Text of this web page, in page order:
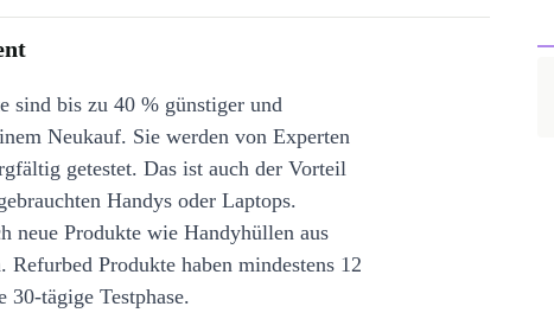
sind bis zu 40 % günstiger und
Neukauf. Sie werden von Experten
getestet. Das ist auch der Vorteil
Handys oder Laptops.
neue Produkte wie Handyhüllen aus
Produkte haben mindestens 12
30-tägige Testphase.